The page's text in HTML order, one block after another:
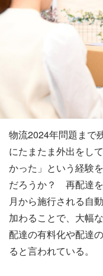
物流2024年問題まで
にたまたま外出をし
かった」という経験
だろうか？ 再配達
月から施行される自
加わることで、大幅
配達の有料化や配達
ると言われている。